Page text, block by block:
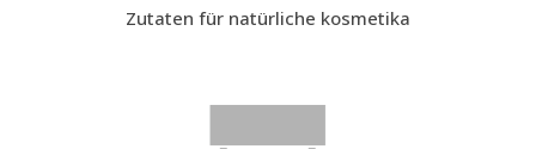
Zutaten für natürliche kosmetika